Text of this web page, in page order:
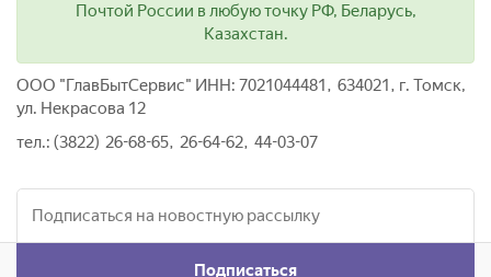
Почтой России в любую точку РФ, Беларусь,
Казахстан.
ООО "ГлавБытСервис" ИНН: 7021044481, 634021, г. Томск,
ул. Некрасова 12
тел.: (3822) 26-68-65, 26-64-62, 44-03-07
Подписаться